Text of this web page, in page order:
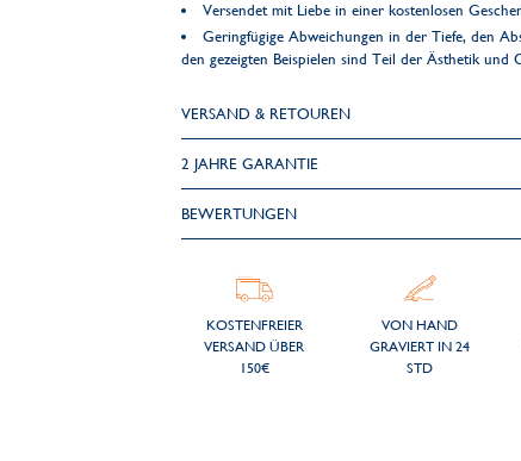
Versendet mit Liebe in einer kostenlosen
Geringfügige Abweichungen in der Tiefe, den
den gezeigten Beispielen sind Teil der Ästhetik und
VERSAND & RETOUREN
2 JAHRE GARANTIE
BEWERTUNGEN
KOSTENFREIER
VERSAND ÜBER
150€
VON HAND
GRAVIERT IN 24
STD